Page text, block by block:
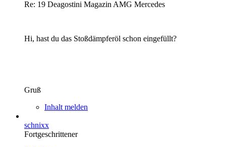
Re: 19 Deagostini Magazin AMG Mercedes
Hi, hast du das Stoßdämpferöl schon eingefüllt?
Gruß
Inhalt melden
schnixx
Fortgeschrittener